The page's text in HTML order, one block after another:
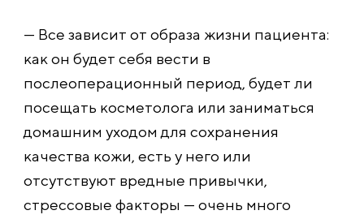
— Все зависит от образа жизни пациента:
как он будет себя вести в
послеоперационный период, будет ли
посещать косметолога или заниматься
домашним уходом для сохранения
качества кожи, есть у него или
отсутствуют вредные привычки,
стрессовые факторы — очень много